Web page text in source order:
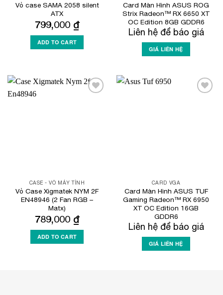
Vỏ case SAMA 2058 silent
ATX
799,000 ₫
ADD TO CART
Card Màn Hình ASUS ROG
Strix Radeon™ RX 6650 XT
OC Edition 8GB GDDR6
Liên hệ để báo giá
GIÁ LIÊN HỆ
CASE - VỎ MÁY TÍNH
Vỏ Case Xigmatek NYM 2F
EN48946 (2 Fan RGB –
Matx)
789,000 ₫
ADD TO CART
CARD VGA
Card Màn Hình ASUS TUF
Gaming Radeon™ RX 6950
XT OC Edition 16GB
GDDR6
Liên hệ để báo giá
GIÁ LIÊN HỆ